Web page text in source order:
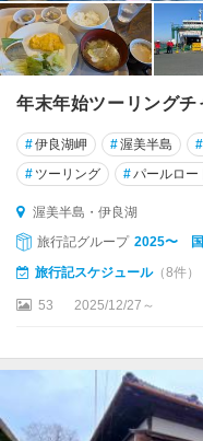
年末年始ツーリング
#伊良湖岬 #渥美半島 #
# ツーリング #パールロー
渥美半島・伊良湖
旅行記グループ 2025〜 国
旅行記スケジュール（8件）
53 2025/12/27～